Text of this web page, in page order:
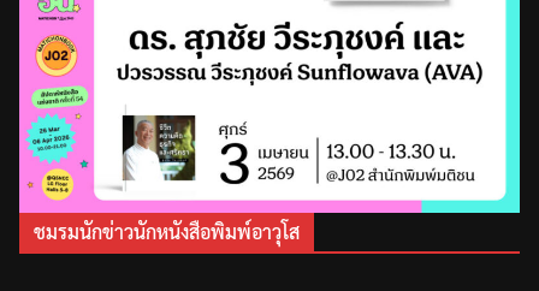
ชมรมนักข่าวนักหนังสือพิมพ์อาวุโส